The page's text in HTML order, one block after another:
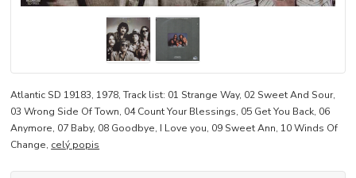
Atlantic SD 19183, 1978, Track list: 01 Strange Way, 02 Sweet And Sour,
03 Wrong Side Of Town, 04 Count Your Blessings, 05 Get You Back, 06
Anymore, 07 Baby, 08 Goodbye, I Love you, 09 Sweet Ann, 10 Winds Of
Change, celý popis